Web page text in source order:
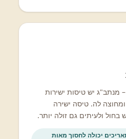
מנתב"ג יש טיסות ישירות
לה. טיסה ישירה
ולעיתים גם זולה יותר.
יכולה לחסוך מאות